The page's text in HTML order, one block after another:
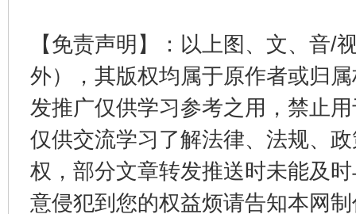
【免责声明】：以上图、文、音/
外），其版权均属于原作者或归
发推广仅供学习参考之用，禁止
仅供交流学习了解法律、法规、
权，部分文章转发推送时未能及
意侵犯到您的权益烦请告知本网
东山县通报“牛蛙产品抗生素超标问题” 法